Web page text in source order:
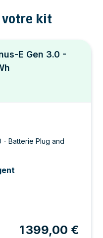
kit
E Gen 3.0 -
- Batterie Plug and
1 399,00 €